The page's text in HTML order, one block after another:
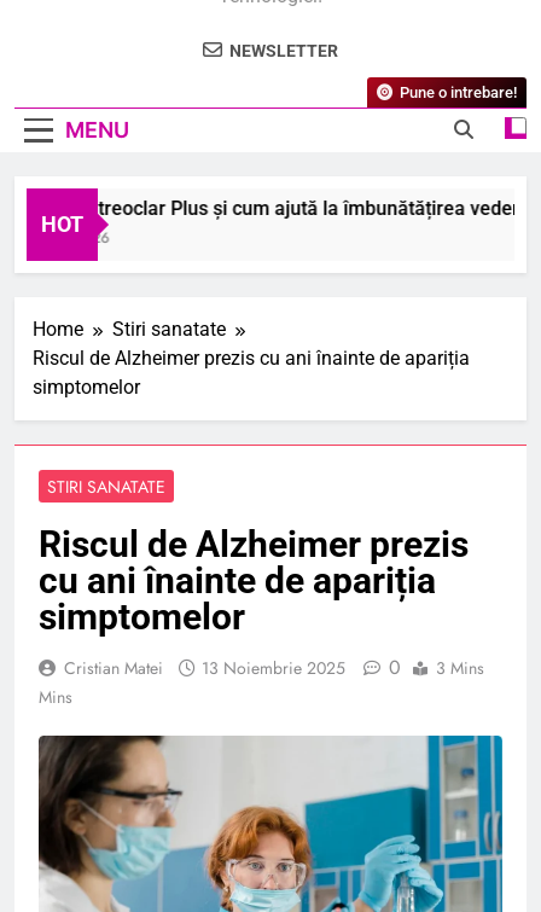
NEWSLETTER
MENU
Pune o intrebare!
HOT
este Vitreoclar Plus și cum ajută la îmbunătățirea vederii?
2026
Home
Stiri sanatate
Riscul de Alzheimer prezis cu ani înainte de apariția
simptomelor
STIRI SANATATE
Riscul de Alzheimer prezis
cu ani înainte de apariția
simptomelor
Cristian Matei 13 Noiembrie 2025 0
3 Mins
Mins